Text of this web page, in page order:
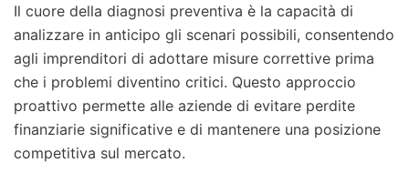
Il cuore della diagnosi preventiva è la capacità di
analizzare in anticipo gli scenari possibili, consentendo
agli imprenditori di adottare misure correttive prima
che i problemi diventino critici. Questo approccio
proattivo permette alle aziende di evitare perdite
finanziarie significative e di mantenere una posizione
competitiva sul mercato.